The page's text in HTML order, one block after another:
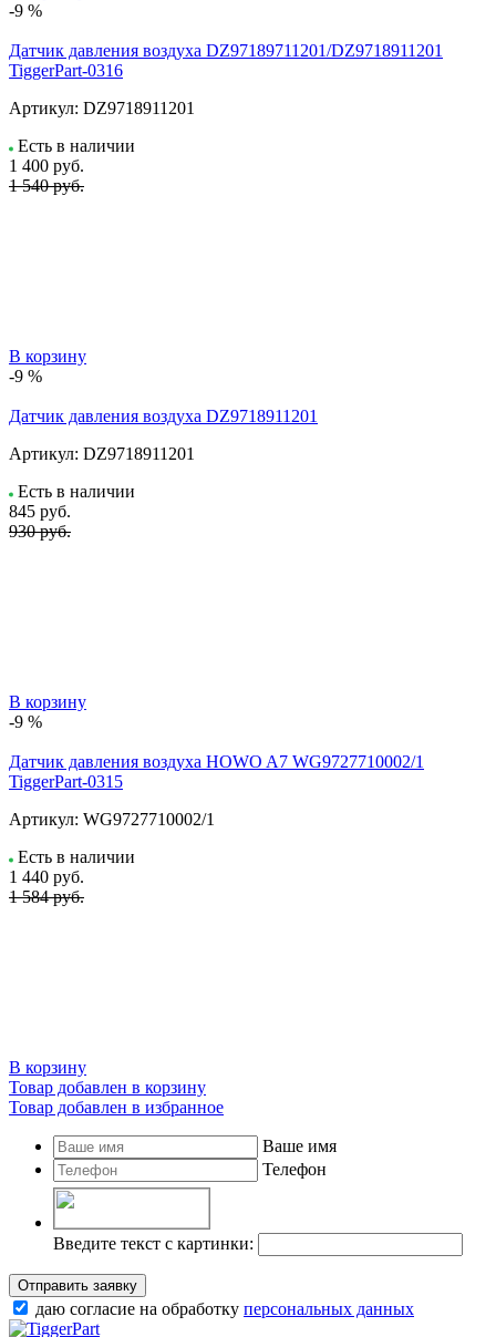
-9 %
Датчик давления воздуха DZ97189711201/DZ9718911201
TiggerPart-0316
Артикул: DZ9718911201
Есть в наличии
1 400 руб.
1 540 руб.
В корзину
-9 %
Датчик давления воздуха DZ9718911201
Артикул: DZ9718911201
Есть в наличии
845 руб.
930 руб.
В корзину
-9 %
Датчик давления воздуха HOWO A7 WG9727710002/1
TiggerPart-0315
Артикул: WG9727710002/1
Есть в наличии
1 440 руб.
1 584 руб.
В корзину
Товар добавлен в корзину
Товар добавлен в избранное
Ваше имя
Телефон
Введите текст с картинки:
Отправить заявку
даю согласие на обработку персональных данных